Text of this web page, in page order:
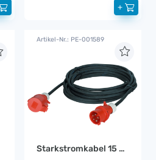
+
Artikel-Nr.: PE-001589
Starkstromkabel 15 m 16A